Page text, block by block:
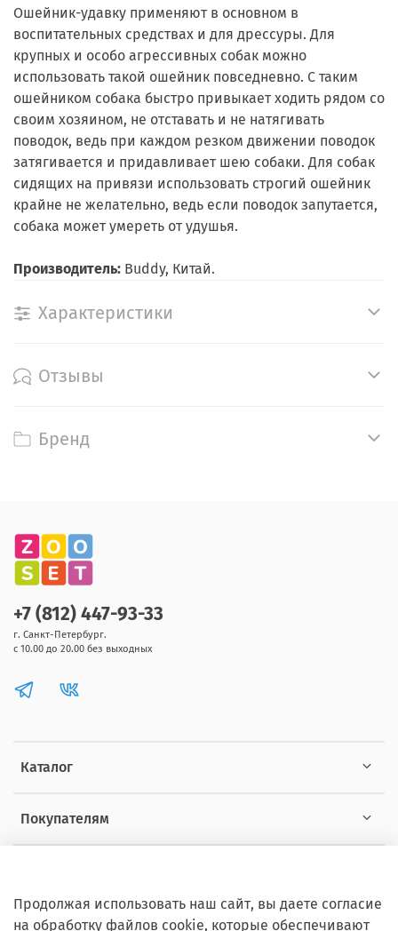
Ошейник-удавку применяют в основном в
воспитательных средствах и для дрессуры. Для
крупных и особо агрессивных собак можно
использовать такой ошейник повседневно. С таким
ошейником собака быстро привыкает ходить рядом со
своим хозяином, не отставать и не натягивать
поводок, ведь при каждом резком движении поводок
затягивается и придавливает шею собаки. Для собак
сидящих на привязи использовать строгий ошейник
крайне не желательно, ведь если поводок запутается,
собака может умереть от удушья.
Производитель: Buddy, Китай.
Характеристики
Отзывы
Бренд
Каталог
Покупателям
+7 (812) 447-93-33
г. Санкт-Петербург.
с 10.00 до 20.00 без выходных
Продолжая использовать наш сайт, вы даете согласие
на обработку файлов cookie, которые обеспечивают